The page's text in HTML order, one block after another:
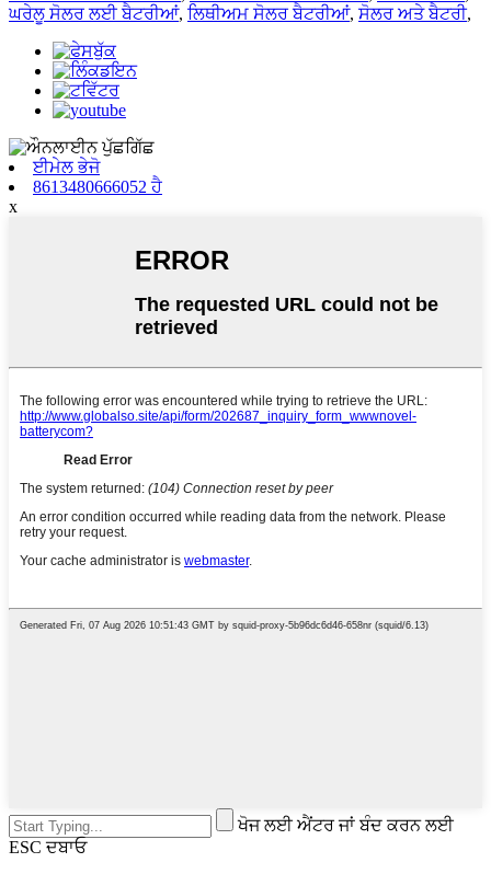
ਘਰੇਲੂ ਸੋਲਰ ਲਈ ਬੈਟਰੀਆਂ, ਲਿਥੀਅਮ ਸੋਲਰ ਬੈਟਰੀਆਂ, ਸੋਲਰ ਅਤੇ ਬੈਟਰੀ,
ਈਮੇਲ ਭੇਜੋ
8613480666052 ਹੈ
x
ਖੋਜ ਲਈ ਐਂਟਰ ਜਾਂ ਬੰਦ ਕਰਨ ਲਈ
ESC ਦਬਾਓ